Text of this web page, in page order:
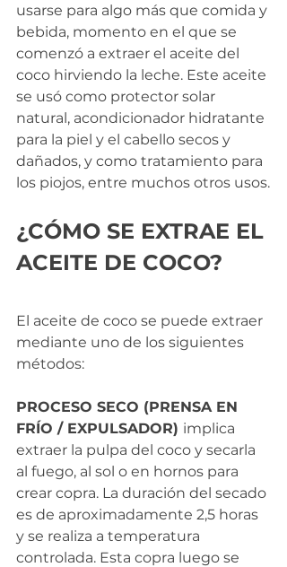
usarse para algo más que comida y
bebida, momento en el que se
comenzó a extraer el aceite del
coco hirviendo la leche. Este aceite
se usó como protector solar
natural, acondicionador hidratante
para la piel y el cabello secos y
dañados, y como tratamiento para
los piojos, entre muchos otros usos.
¿CÓMO SE EXTRAE EL
ACEITE DE COCO?
El aceite de coco se puede extraer
mediante uno de los siguientes
métodos:
PROCESO SECO (PRENSA EN
FRÍO / EXPULSADOR) implica
extraer la pulpa del coco y secarla
al fuego, al sol o en hornos para
crear copra. La duración del secado
es de aproximadamente 2,5 horas
y se realiza a temperatura
controlada. Esta copra luego se